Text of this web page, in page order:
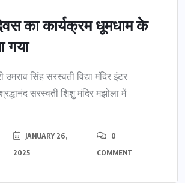
का कार्यक्रम धूमधाम के
गया
उमराव सिंह सरस्वती विद्या मंदिर इंटर
सरस्वती शिशु मंदिर मझोला में
JANUARY 26,
2025
0
COMMENT